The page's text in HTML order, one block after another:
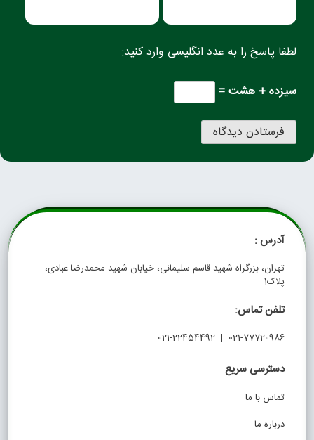
لطفا پاسخ را به عدد انگلیسی وارد کنید:
سیزده + هشت =
آدرس :
تهران، بزرگراه شهید قاسم سلیمانی، خیابان شهید محمدرضا عبادی،
پلاک1
تلفن تماس:
021-77720986 | 021-22454492
دسترسی سریع
تماس با ما
درباره ما